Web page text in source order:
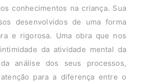
conhecimentos na criança. Sua
desenvolvidos de uma forma
e rigorosa. Uma obra que nos
da atividade mental da
análise dos seus processos,
para a diferença entre o